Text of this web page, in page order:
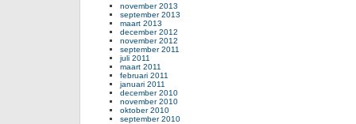
november 2013
september 2013
maart 2013
december 2012
november 2012
september 2011
juli 2011
maart 2011
februari 2011
januari 2011
december 2010
november 2010
oktober 2010
september 2010